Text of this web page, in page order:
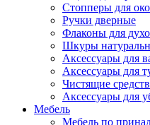
Стопперы для
Ручки дверные
Флаконы для
Шкуры
Аксессуары для
Аксессуары для
Чистящие
Аксессуары для
Мебель
Мебель по